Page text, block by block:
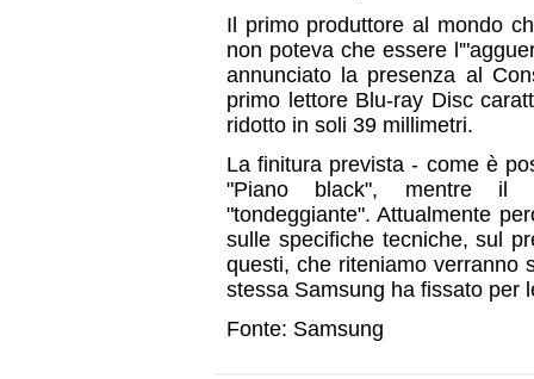
Il primo produttore al mondo
non poteva che essere
annunciato la presenza al
primo lettore Blu-ray Disc
ridotto in soli 39 millimetri.
La finitura prevista - come è
"Piano black", mentre il
"tondeggiante". Attualmente
sulle specifiche tecniche, sul
questi, che riteniamo verranno
stessa Samsung ha fissato per
Fonte: Samsung